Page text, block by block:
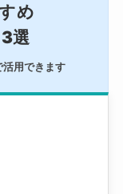
め
選
用できます